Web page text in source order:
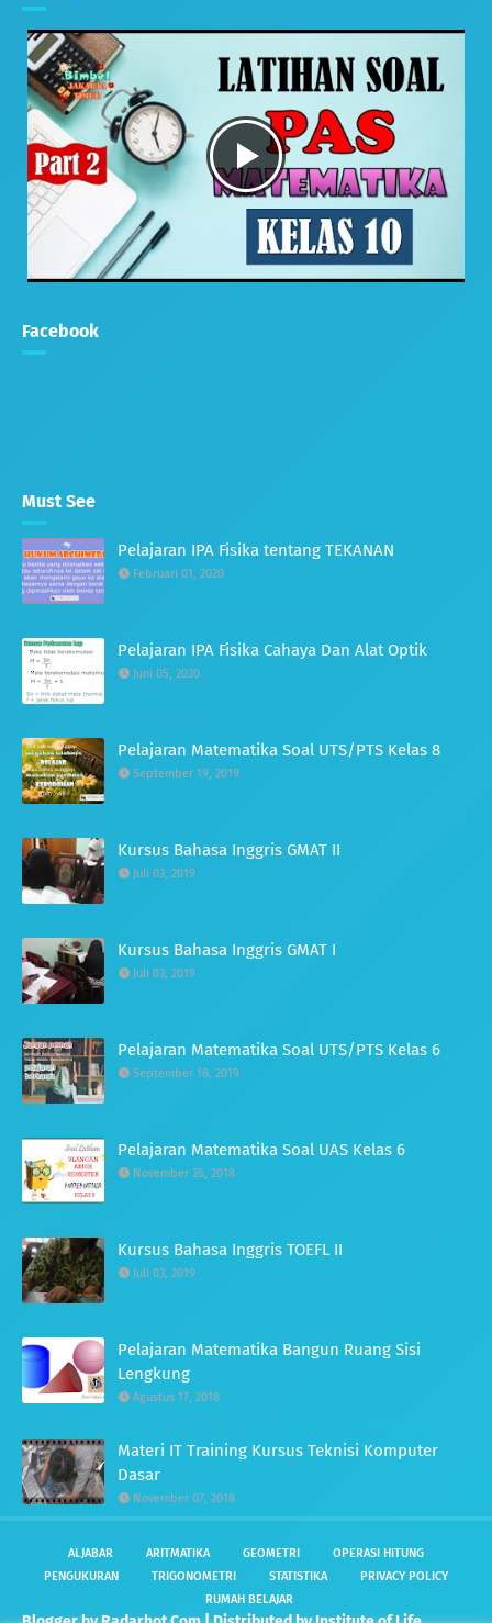
Facebook
Must See
Pelajaran IPA Fisika tentang TEKANAN
Februari 01, 2020
Pelajaran IPA Fisika Cahaya Dan Alat Optik
Juni 05, 2020
Pelajaran Matematika Soal UTS/PTS Kelas 8
September 19, 2019
Kursus Bahasa Inggris GMAT II
Juli 03, 2019
Kursus Bahasa Inggris GMAT I
Juli 03, 2019
Pelajaran Matematika Soal UTS/PTS Kelas 6
September 18, 2019
Pelajaran Matematika Soal UAS Kelas 6
November 26, 2018
Kursus Bahasa Inggris TOEFL II
Juli 03, 2019
Pelajaran Matematika Bangun Ruang Sisi
Lengkung
Agustus 17, 2018
Materi IT Training Kursus Teknisi Komputer
Dasar
November 07, 2018
ALJABAR ARITMATIKA GEOMETRI
OPERASI HITUNG
PENGUKURAN
TRIGONOMETRI STATISTIKA
PRIVACY POLICY
RUMAH BELAJAR